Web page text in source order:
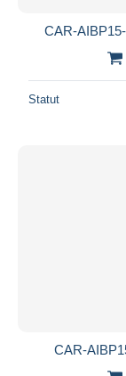
CAR-
Statut
CAR-